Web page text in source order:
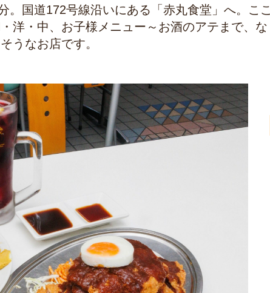
。国道172号線沿いにある「赤丸食堂」へ。ここ
洋・中、お子様メニュー～お酒のアテまで、な
うなお店です。